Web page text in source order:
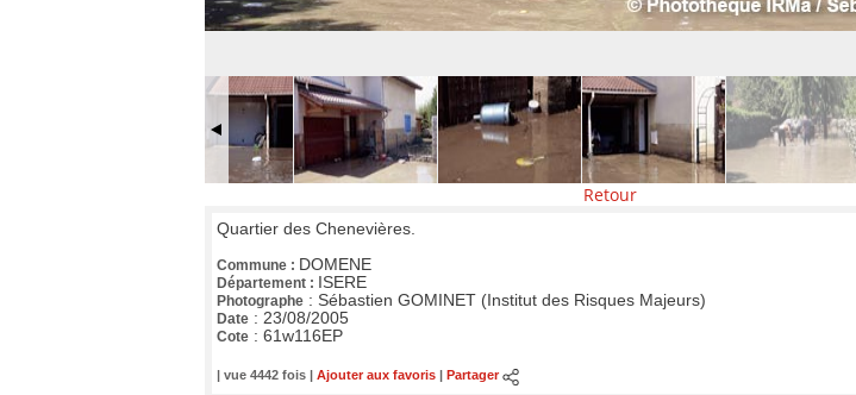
Retour
Quartier des Chenevières.
Commune : DOMENE
Département : ISERE
Photographe : Sébastien GOMINET (Institut des Risques Majeurs)
Date : 23/08/2005
Cote : 61w116EP
| vue 4442 fois | Ajouter aux favoris Partager